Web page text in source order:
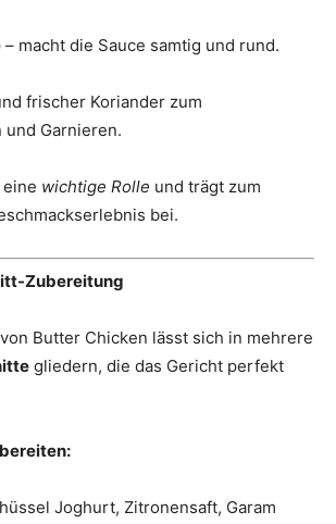
– macht die Sauce samtig und rund.
frischer Koriander zum
und Garnieren.
wichtige Rolle und trägt zum
bei.
Zubereitung
Butter Chicken lässt sich in mehrere
gliedern, die das Gericht perfekt
Joghurt, Zitronensaft, Garam